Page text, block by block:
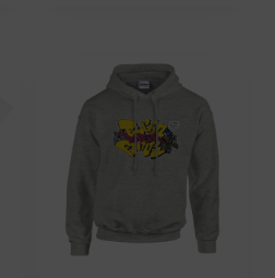
Produkt
mehrere
Varianten
Optionen